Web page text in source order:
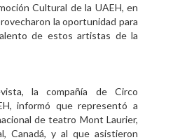
Cultural de la UAEH, en
la oportunidad para
de estos artistas de la
la compañía de Circo
informó que representó a
de teatro Mont Laurier,
Canadá, y al que asistieron